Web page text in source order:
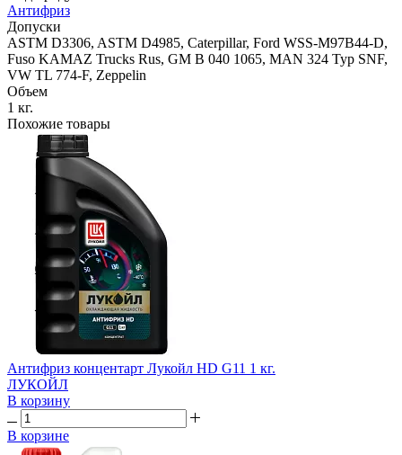
Антифриз
Допуски
ASTM D3306, ASTM D4985, Caterpillar, Ford WSS-M97B44-D,
Fuso KAMAZ Trucks Rus, GM B 040 1065, MAN 324 Typ SNF,
VW TL 774-F, Zeppelin
Объем
1 кг.
Похожие товары
Антифриз концентарт Лукойл HD G11 1 кг.
ЛУКОЙЛ
В корзину
В корзине